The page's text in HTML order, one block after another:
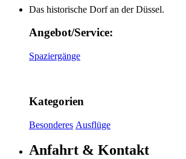
Das historische Dorf an der Düssel.
Angebot/Service:
Spaziergänge
Kategorien
Besonderes Ausflüge
Anfahrt & Kontakt